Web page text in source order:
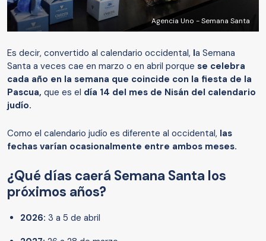
Agencia Uno - Semana Santa
Es decir, convertido al calendario occidental, la Semana
Santa a veces cae en marzo o en abril porque se celebra
cada año en la semana que coincide con la fiesta de la
Pascua, que es el día 14 del mes de Nisán del calendario
judío.
Como el calendario judío es diferente al occidental, las
fechas varían ocasionalmente entre ambos meses.
¿Qué días caerá Semana Santa los
próximos años?
2026: 3 a 5 de abril